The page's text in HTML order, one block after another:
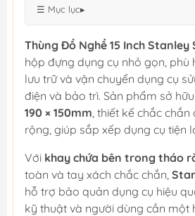
☰ Mục lục▸
Thùng Đồ Nghề 15 Inch Stanley
hộp đựng dụng cụ nhỏ gọn, phù
lưu trữ và vận chuyển dụng cụ
điện và bảo trì. Sản phẩm sở hữu
190 × 150mm , thiết kế chắc
rộng, giúp sắp xếp dụng cụ tiện
Với khay chứa bên trong tháo
toàn và tay xách chắc chắn,
hỗ trợ bảo quản dụng cụ hiệu
kỹ thuật và người dùng cần một